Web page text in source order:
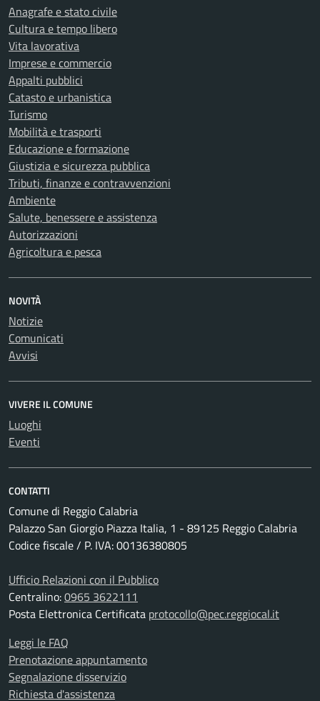
Anagrafe e stato civile
Cultura e tempo libero
Vita lavorativa
Imprese e commercio
Appalti pubblici
Catasto e urbanistica
Turismo
Mobilità e trasporti
Educazione e formazione
Giustizia e sicurezza pubblica
Tributi, finanze e contravvenzioni
Ambiente
Salute, benessere e assistenza
Autorizzazioni
Agricoltura e pesca
NOVITÀ
Notizie
Comunicati
Avvisi
VIVERE IL COMUNE
Luoghi
Eventi
CONTATTI
Comune di Reggio Calabria
Palazzo San Giorgio Piazza Italia, 1 - 89125 Reggio Calabria
Codice fiscale / P. IVA: 00136380805
Ufficio Relazioni con il Pubblico
Centralino:0965 3622111
Posta Elettronica Certificata protocollo@pec.reggiocal.it
Leggi le FAQ
Prenotazione appuntamento
Segnalazione disservizio
Richiesta d'assistenza